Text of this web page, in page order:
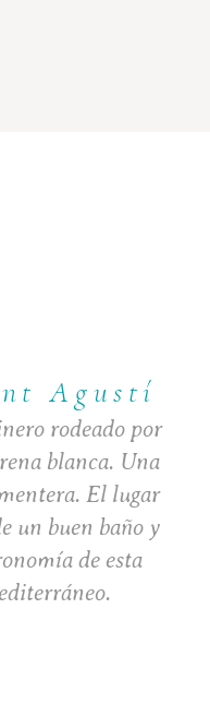
Agustí
rodeado por
blanca. Una
El lugar
un buen baño y
de esta